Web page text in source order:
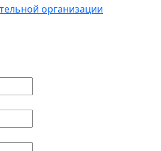
организации